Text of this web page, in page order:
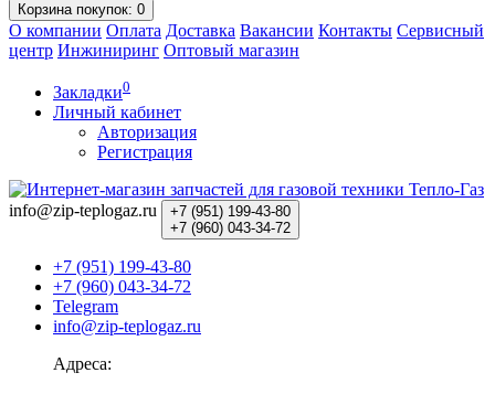
Корзинапокупок: 0
О компании Оплата Доставка Вакансии Контакты Сервисный
центр Инжиниринг Оптовый магазин
Закладки0
Личный кабинет
Авторизация
Регистрация
info@zip-teplogaz.ru +7 (951) 199-43-80
+7 (960) 043-34-72
+7 (951) 199-43-80
+7 (960) 043-34-72
Telegram
info@zip-teplogaz.ru
Адреса: